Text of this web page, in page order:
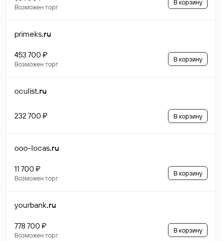
Возможен торг
В корзину
primeks.ru
453 700 ₽
Возможен торг
В корзину
oculist.ru
232 700 ₽ В корзину
ooo-locas.ru
11 700 ₽
Возможен торг
В корзину
yourbank.ru
778 700 ₽
Возможен торг
В корзину